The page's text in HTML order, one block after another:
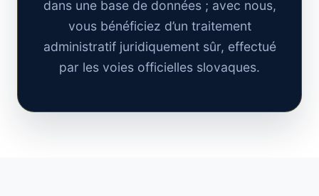
dans une base de données ; avec nous,
vous bénéficiez d’un traitement
administratif juridiquement sûr, effectué
par les voies officielles slovaques.